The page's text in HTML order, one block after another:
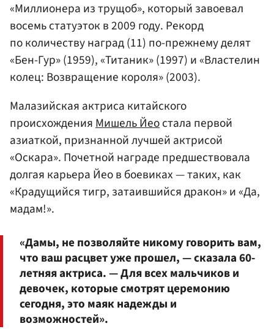
«Миллионера из трущоб», который завоевал
восемь статуэток в 2009 году. Рекорд
по количеству наград (11) по-прежнему делят
«Бен-Гур» (1959), «Титаник» (1997) и «Властелин
колец: Возвращение короля» (2003).
Малазийская актриса китайского
происхожденияМишель Йеостала первой
азиаткой, признанной лучшей актрисой
«Оскара». Почетной награде предшествовала
долгая карьера Йео в боевиках — таких, как
«Крадущийся тигр, затаившийся дракон» и «Да,
мадам!».
«Дамы, не позволяйте никому говорить вам,
что ваш расцвет уже прошел, — сказала 60-
летняя актриса. — Для всех мальчиков и
девочек, которые смотрят церемонию
сегодня, это маяк надежды и
возможностей».